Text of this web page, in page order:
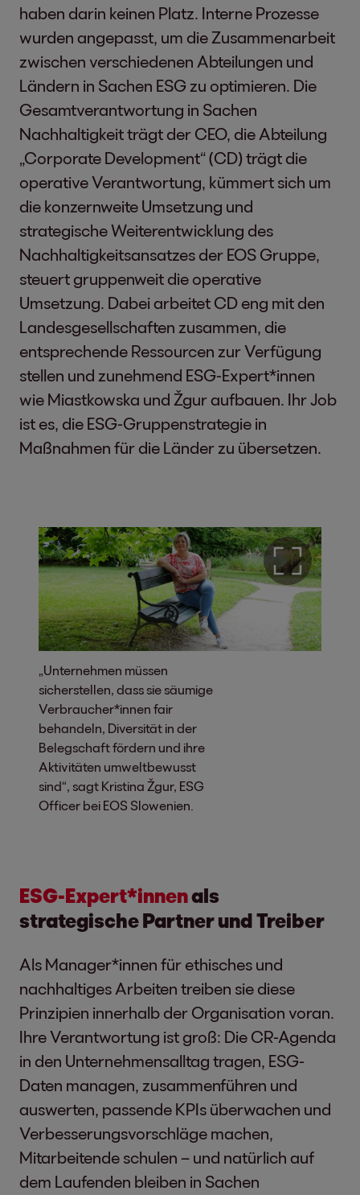
haben darin keinen Platz. Interne Prozesse
wurden angepasst, um die Zusammenarbeit
zwischen verschiedenen Abteilungen und
Ländern in Sachen ESG zu optimieren. Die
Gesamtverantwortung in Sachen
Nachhaltigkeit trägt der CEO, die Abteilung
„Corporate Development“ (CD) trägt die
operative Verantwortung, kümmert sich um
die konzernweite Umsetzung und
strategische Weiterentwicklung des
Nachhaltigkeitsansatzes der EOS Gruppe,
steuert gruppenweit die operative
Umsetzung. Dabei arbeitet CD eng mit den
Landesgesellschaften zusammen, die
entsprechende Ressourcen zur Verfügung
stellen und zunehmend ESG-Expert*innen
wie Miastkowska und Žgur aufbauen. Ihr Job
ist es, die ESG-Gruppenstrategie in
Maßnahmen für die Länder zu übersetzen.
„Unternehmen müssen
sicherstellen, dass sie säumige
Verbraucher*innen fair
behandeln, Diversität in der
Belegschaft fördern und ihre
Aktivitäten umweltbewusst
sind“, sagt Kristina Žgur, ESG
Officer bei EOS Slowenien.
ESG-Expert*innenals
strategische Partner und Treiber
Als Manager*innen für ethisches und
nachhaltiges Arbeiten treiben sie diese
Prinzipien innerhalb der Organisation voran.
Ihre Verantwortung ist groß: Die CR-Agenda
in den Unternehmensalltag tragen, ESG-
Daten managen, zusammenführen und
auswerten, passende KPIs überwachen und
Verbesserungsvorschläge machen,
Mitarbeitende schulen – und natürlich auf
dem Laufenden bleiben in Sachen